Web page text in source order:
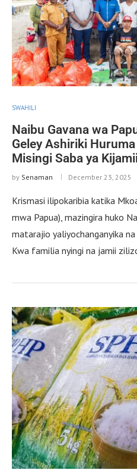
SWAHILI
Naibu Gavana wa
Geley Ashiriki
Misingi Saba ya
by Senaman December 23, 2025
Krismasi ilipokaribia katika
mwa Papua), mazingira huko
matarajio yaliyochanganyika
Kwa familia nyingi na jamii